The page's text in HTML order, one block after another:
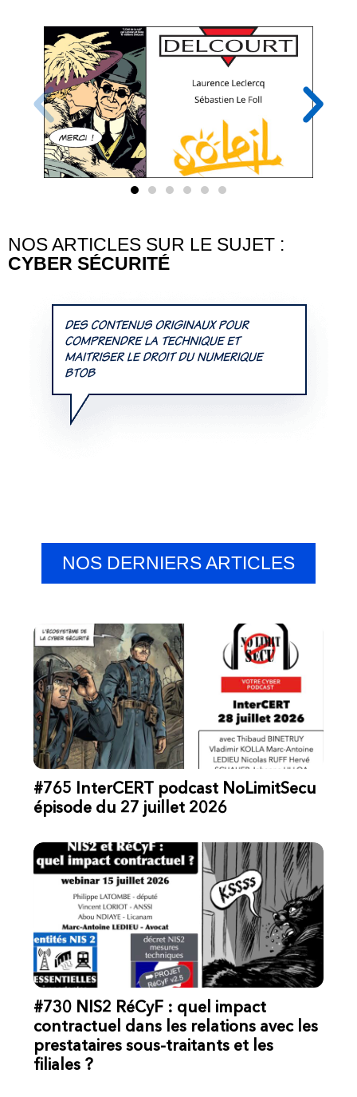
NOS ARTICLES SUR LE SUJET :
CYBER SÉCURITÉ
NOS DERNIERS ARTICLES
#765 InterCERT podcast NoLimitSecu
épisode du 27 juillet 2026
#730 NIS2 RéCyF : quel impact
contractuel dans les relations avec les
prestataires sous-traitants et les
filiales ?